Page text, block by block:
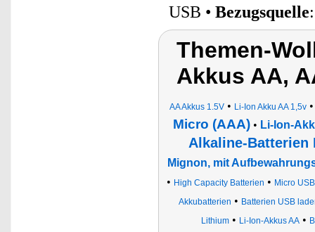
USB • Bezugsquelle
Themen-
Akkus AA,
AA Akkus 1.5V• Li-Ion Akku AA 1,5v
Micro (AAA)• Li-Ion-
Alkaline-Batterien
Mignon, mit
• High Capacity Batterien • Micro
Akkubatterien • Batterien USB
Lithium• Li-Ion-Akkus AA•